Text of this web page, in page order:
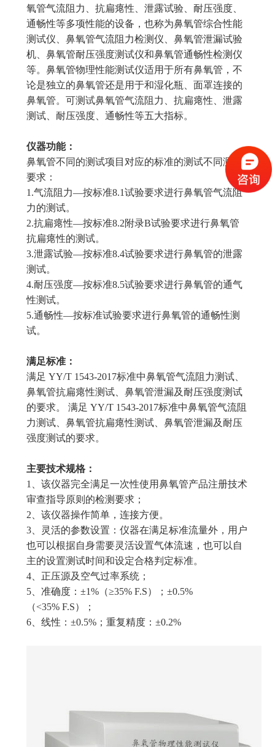
氧管气流阻力、抗扁瘪性、泄露试验、耐压强度、
通畅性等多项性能的设备，也称为鼻氧管综合性能
测试仪、鼻氧管气流阻力检测仪、鼻氧管泄漏试验
机、鼻氧管耐压强度测试仪和鼻氧管通畅性检测仪
等。鼻氧管物理性能测试仪适用于所有鼻氧管，不
论是独立的鼻氧管还是用于和湿化瓶、面罩连接的
鼻氧管。可测试鼻氧管气流阻力、抗扁瘪性、泄露
测试、耐压强度、通畅性等五大指标。
仪器功能：
鼻氧管不同的测试项目对应的标准的测试不同测试
要求：
1.气流阻力—按标准8.1试验要求进行鼻氧管气流阻
力的测试。
2.抗扁瘪性—按标准8.2附录B试验要求进行鼻氧管
抗扁瘪性的测试。
3.泄露试验—按标准8.4试验要求进行鼻氧管的泄露
测试。
4.耐压强度—按标准8.5试验要求进行鼻氧管的通气
性测试。
5.通畅性—按标准试验要求进行鼻氧管的通畅性测
试。
满足标准：
满足 YY/T 1543-2017标准中鼻氧管气流阻力测试、
鼻氧管抗扁瘪性测试、鼻氧管泄漏及耐压强度测试
的要求。 满足 YY/T 1543-2017标准中鼻氧管气流阻
力测试、鼻氧管抗扁瘪性测试、鼻氧管泄漏及耐压
强度测试的要求。
主要技术规格：
1、该仪器完全满足一次性使用鼻氧管产品注册技术
审查指导原则的检测要求；
2、该仪器操作简单，连接方便。
3、灵活的参数设置：仪器在满足标准流量外，用户
也可以根据自身需要灵活设置气体流速，也可以自
主的设置测试时间和设定合格判定标准。
4、正压源及空气过率系统；
5、准确度：±1%（≥35% F.S）；±0.5%
（<35% F.S）；
6、线性：±0.5%；重复精度：±0.2%